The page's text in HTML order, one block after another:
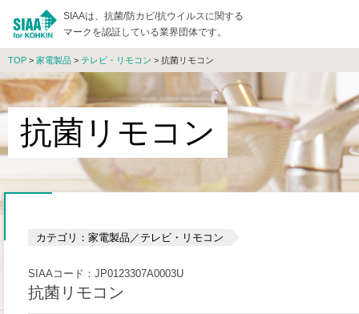
SIAAは、抗菌/防カビ/抗ウイルスに関する
マークを認証している業界団体です。
TOP > 家電製品 > テレビ・リモコン > 抗菌リモコン
抗菌リモコン
カテゴリ：家電製品／テレビ・リモコン
SIAAコード：JP0123307A0003U
抗菌リモコン